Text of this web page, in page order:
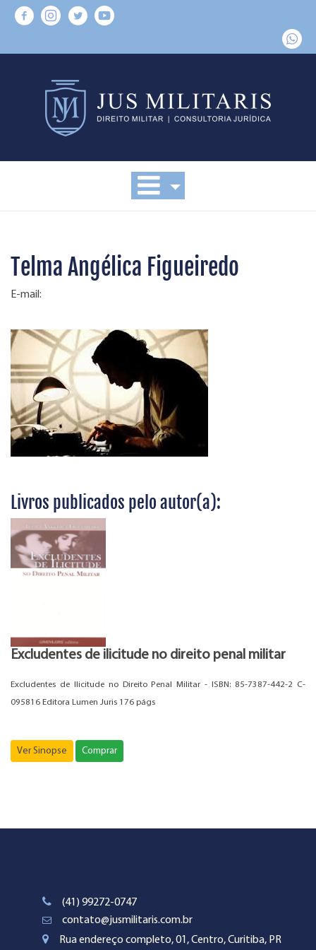
Telma Angélica Figueiredo
E-mail:
Livros publicados pelo autor(a):
Excludentes de ilicitude no direito penal militar
Excludentes de Ilicitude no Direito Penal Militar - ISBN: 85-7387-442-2 C-
095816 Editora Lumen Juris 176 págs
Ver Sinopse Comprar
(41) 99272-0747
contato@jusmilitaris.com.br
Rua endereço completo, 01, Centro, Curitiba, PR